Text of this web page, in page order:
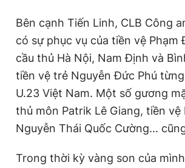
Bên cạnh Tiến Linh, CLB Công
có sự phục vụ của tiền vệ Phạm
cầu thủ Hà Nội, Nam Định và
tiền vệ trẻ Nguyễn Đức Phú
U.23 Việt Nam. Một số gương
thủ môn Patrik Lê Giang, tiền vệ
Nguyễn Thái Quốc Cường...
Trong thời kỳ vàng son của